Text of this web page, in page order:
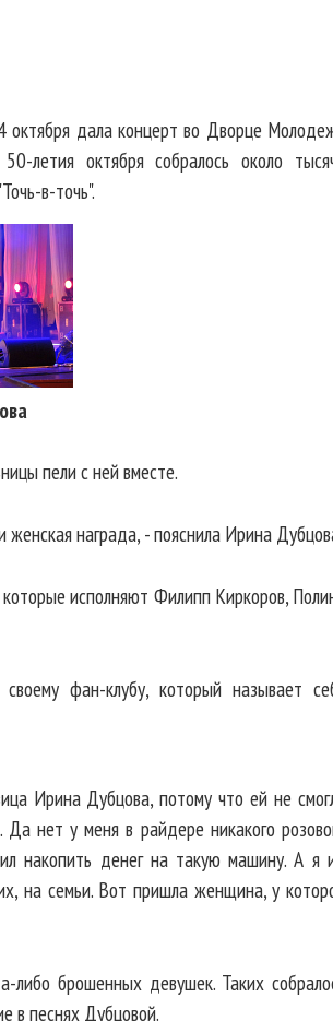
дала концерт во Дворце
летия октября собралось около
в-точь".
пели с ней вместе.
женская награда, - пояснила Ирина
исполняют Филипп Киркоров,
фан-клубу, который называет
Ирина Дубцова, потому что ей не
нет у меня в райдере никакого
накопить денег на такую машину. А я
на семьи. Вот пришла женщина, у
либо брошенных девушек. Таких
в песнях Дубцовой.